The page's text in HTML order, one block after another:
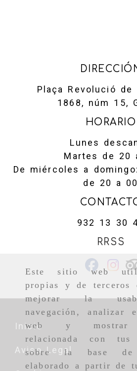
Este sitio web
propias y de terceros
mejorar la
navegación,
web y mostrar
relacionada con tus
sobre la base
elaborado a partir de
Plaça Revolució de
1868, núm 15,
HORARIO
Lunes
Martes de 20
De miércoles a
de 20 a 00
932 13 30
RRSS
Inicio
Aviso Legal